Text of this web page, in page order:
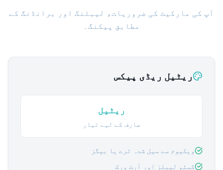
آپ کی مارکیٹ کی ضروریات، لیبلنگ اور برانڈنگ کے
مطابق پیکنگ۔
ریٹیل ریڈی پیکس
ریٹیل
صارف کے لیے تیار
ویکیوم سے سیل شدہ ٹرے یا بیگز
کسٹم لیبلز اور آرٹ ورک